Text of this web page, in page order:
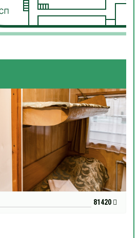
81420